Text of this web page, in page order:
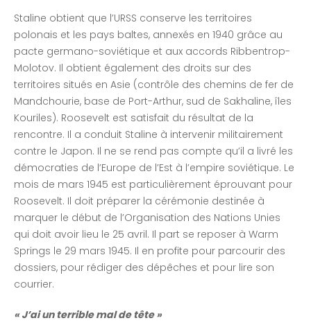
Staline obtient que l’URSS conserve les territoires
polonais et les pays baltes, annexés en 1940 grâce au
pacte germano-soviétique et aux accords Ribbentrop-
Molotov. Il obtient également des droits sur des
territoires situés en Asie (contrôle des chemins de fer de
Mandchourie, base de Port-Arthur, sud de Sakhaline, îles
Kouriles). Roosevelt est satisfait du résultat de la
rencontre. Il a conduit Staline à intervenir militairement
contre le Japon. Il ne se rend pas compte qu’il a livré les
démocraties de l’Europe de l’Est à l’empire soviétique. Le
mois de mars 1945 est particulièrement éprouvant pour
Roosevelt. Il doit préparer la cérémonie destinée à
marquer le début de l’Organisation des Nations Unies
qui doit avoir lieu le 25 avril. Il part se reposer à Warm
Springs le 29 mars 1945. Il en profite pour parcourir des
dossiers, pour rédiger des dépêches et pour lire son
courrier.
« J’ai un terrible mal de tête »